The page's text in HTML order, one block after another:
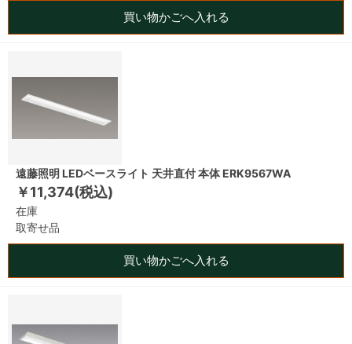
買い物かごへ入れる
遠藤照明 LEDベースライト 天井直付 本体 ERK9567WA
￥11,374(税込)
在庫
取寄せ品
買い物かごへ入れる